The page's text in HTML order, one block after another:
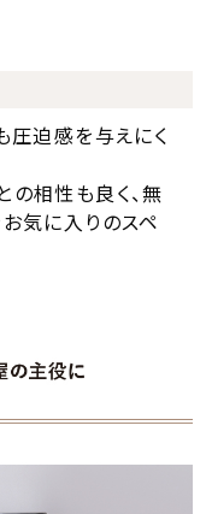
迫感を与えにく
相性も良く、無
気に入りのスペ